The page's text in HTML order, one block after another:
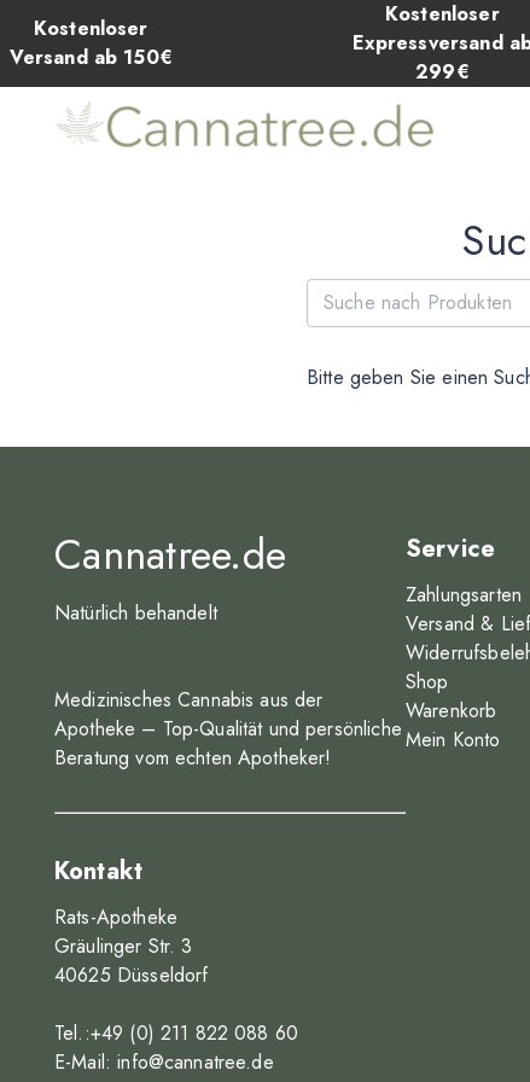
Kostenloser
Versand ab 150€
Kostenloser
Expressversand
299€
Bitte geben Sie einen
Cannatree.de
Natürlich behandelt
Medizinisches Cannabis aus der
Apotheke – Top-Qualität und persönliche
Beratung vom echten Apotheker!
Kontakt
Rats-Apotheke
Gräulinger Str. 3
40625 Düsseldorf
Tel.:+49 (0) 211 822 088 60
E-Mail:info@cannatree.de
Service
Zahlungsarten
Versand &
Shop
Warenkorb
Mein Konto